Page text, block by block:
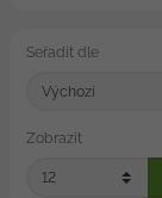
Seřadit dle
Zobrazit